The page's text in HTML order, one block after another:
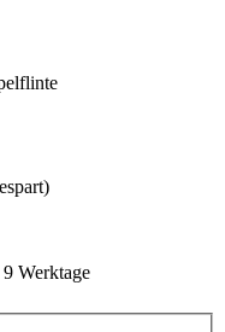
Werktage